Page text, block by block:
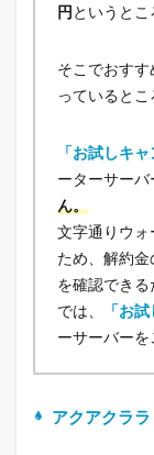
円というとこ
そこでおす
っているとこ
「お試しキャ
ーターサー
ん。
文字通りウ
ため、解約
を確認できる
では、
「お
ーサーバーを
アクアクララ